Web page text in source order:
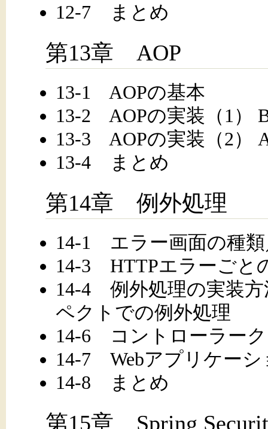
12-7 まとめ
第13章 AOP
13-1 AOPの基本
13-2 AOPの実装（1）
13-3 AOPの実装（2）
13-4 まとめ
第14章 例外処理
14-1 エラー画面の種
14-3 HTTPエラーごと
14-4 例外処理の実装
ペクトでの例外処理
14-6 コントローラー
14-7 Webアプリケーシ
14-8 まとめ
第15章 Spring